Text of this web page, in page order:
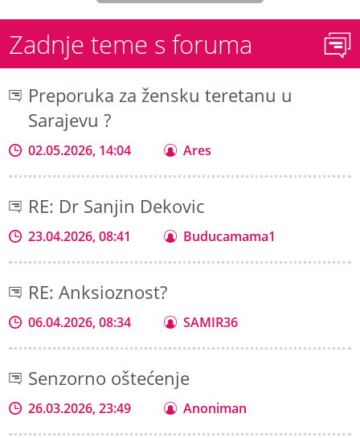
Zadnje teme s foruma
Preporuka za žensku teretanu u
Sarajevu ?
02.05.2026, 14:04 Ares
RE: Dr Sanjin Dekovic
23.04.2026, 08:41 Buducamama1
RE: Anksioznost?
06.04.2026, 08:34 SAMIR36
Senzorno oštećenje
26.03.2026, 23:49 Anoniman